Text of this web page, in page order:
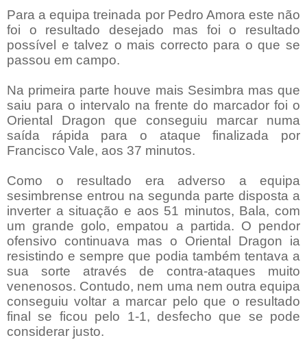
Para a equipa treinada por Pedro Amora este não
foi o resultado desejado mas foi o resultado
possível e talvez o mais correcto para o que se
passou em campo.
Na primeira parte houve mais Sesimbra mas que
saiu para o intervalo na frente do marcador foi o
Oriental Dragon que conseguiu marcar numa
saída rápida para o ataque finalizada por
Francisco Vale, aos 37 minutos.
Como o resultado era adverso a equipa
sesimbrense entrou na segunda parte disposta a
inverter a situação e aos 51 minutos, Bala, com
um grande golo, empatou a partida. O pendor
ofensivo continuava mas o Oriental Dragon ia
resistindo e sempre que podia também tentava a
sua sorte através de contra-ataques muito
venenosos. Contudo, nem uma nem outra equipa
conseguiu voltar a marcar pelo que o resultado
final se ficou pelo 1-1, desfecho que se pode
considerar justo.